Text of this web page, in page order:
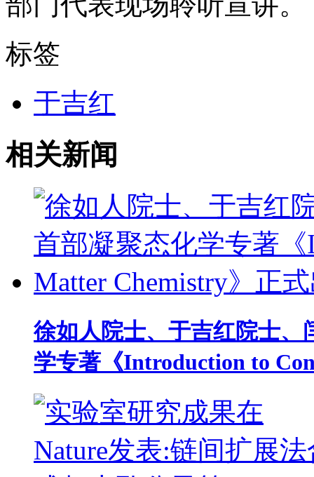
标签
于吉红
相关新闻
徐如人院士、于吉红院士、
学专著《Introduction to